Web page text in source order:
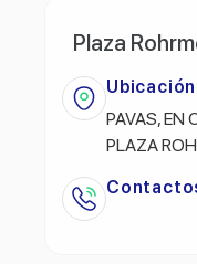
Plaza
PAVAS, EN
PLAZA